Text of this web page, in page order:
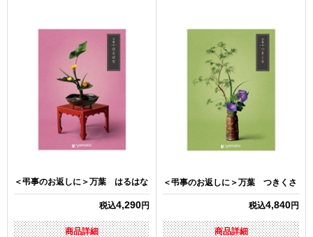
＜弔事のお返しに＞万葉 はるはな
税込4,290円
商品詳細
＜弔事のお返しに＞万葉 つきくさ
税込4,840円
商品詳細